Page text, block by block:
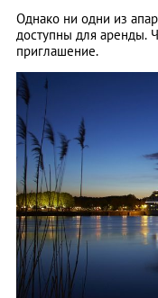
Однако ни одни из
доступны для аренды.
приглашение.